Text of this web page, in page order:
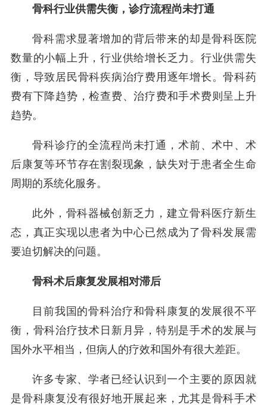
骨科行业供需失衡，诊疗流程尚未打通
骨科需求显著增加的背后带来的却是骨科医院
数量的小幅上升，行业供给增长乏力。行业供需失
衡，导致居民骨科疾病治疗费用逐年增长。骨科药
费有下降趋势，检查费、治疗费和手术费则呈上升
趋势。
骨科诊疗的全流程尚未打通，术前、术中、术
后康复等环节存在割裂现象，缺失对于患者全生命
周期的系统化服务。
此外，骨科器械创新乏力，建立骨科医疗新生
态，真正实现以患者为中心已然成为了骨科发展需
要迫切解决的问题。
骨科术后康复发展相对滞后
目前我国的骨科治疗和骨科康复的发展很不平
衡，骨科治疗技术日新月异，特别是手术的发展与
国外水平相当，但病人的疗效和国外有很大差距。
许多专家、学者已经认识到一个主要的原因就
是骨科康复没有很好地开展起来，尤其是骨科手术